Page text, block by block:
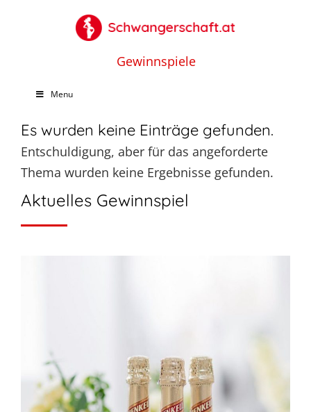
Gewinnspiele
Menu
Es wurden keine Einträge gefunden.
Entschuldigung, aber für das angeforderte
Thema wurden keine Ergebnisse gefunden.
Aktuelles Gewinnspiel